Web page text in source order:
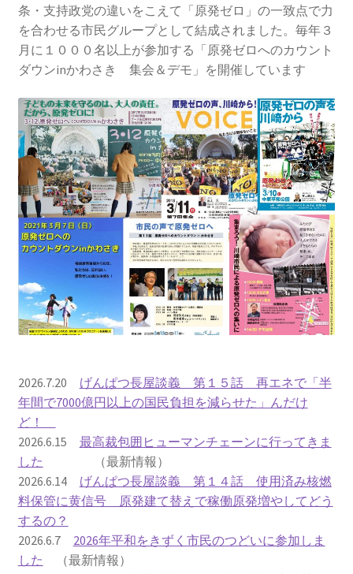
2013.3.10 第２回原発ゼロへのカウントダウンinかわ
さき 集会
2014.3.16 第３回原発ゼロへのカウントダウンinかわ
さき 集会
2014.10.13 「今こそ９条inかわさき」大集会 第二分
科会【原発は人権問題だ】 福島からの発言
2022.3.13 第11回原発ゼロへのカウントダウンinかわ
さき 集会
2015.3.8 第4回原発ゼロへのカウントダウンinかわさ
き 集会
2016.1.31 日本と原発上映会＆講演会
き 集会
2017.3.12 第6回原発ゼロへのカウントダウンinかわさ
き 集会
2018.3.11 第７回原発ゼロへのカウントダウンinかわ
さき集会
2019.3.10 第8回 原発ゼロへのカウントダウンinかわ
条・支持政党の違いをこえて「原発ゼロ」の一致点で力
を合わせる市民グループとして結成されました。毎年３
月に１０００名以上が参加する「原発ゼロへのカウント
ダウンinかわさき 集会＆デモ」を開催しています
2026.7.20 げんぱつ長屋談義 第１５話 再エネで「半
年間で7000億円以上の国民負担を減らせた」んだけ
ど！
2026.6.15 最高裁包囲ヒューマンチェーンに行ってきま
した （最新情報）
2026.6.14 げんぱつ長屋談義 第１４話 使用済み核燃
料保管に黄信号 原発建て替えで稼働原発増やしてどう
するの？
2026.6.7 2026年平和をきずく市民のつどいに参加しま
した （最新情報）